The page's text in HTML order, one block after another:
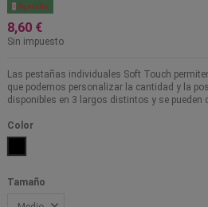
 Agotado
8,60 €
Sin impuesto
Las pestañas individuales Soft Touch
que podemos personalizar la cantidad y la
disponibles en 3 largos distintos y se pueden
Color
Tamaño